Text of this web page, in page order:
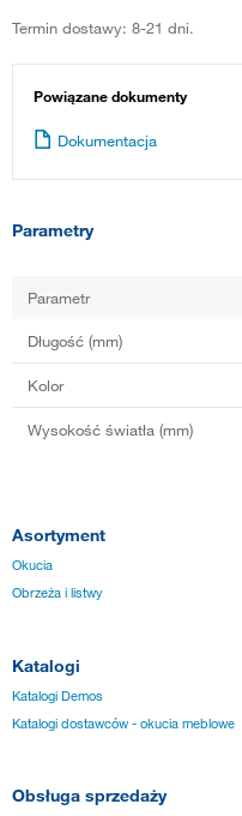
Termin dostawy: 8-21 dni.
Powiązane dokumenty
Dokumentacja
Parametry
Parametr
Długość (mm)
Kolor
Wysokość światła (mm)
Asortyment
Okucia
Obrzeża i listwy
Katalogi
Katalogi Demos
Katalogi dostawców - okucia meblowe
Obsługa sprzedaży